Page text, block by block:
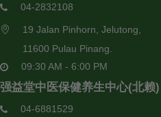
04-2832108
19 Jalan Pinhorn, Jelutong,
11600 Pulau Pinang.
09:30 AM - 6:00 PM
强益堂中医保健养生中心(北赖)
04-6881529